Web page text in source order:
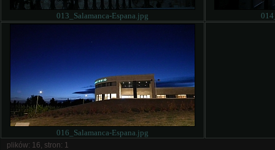
013_Salamanca-Espana.jpg
016_Salamanca-Espana.jpg
plików: 16, stron: 1